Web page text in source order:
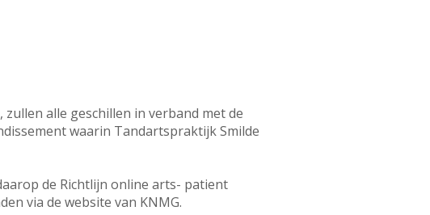
alle geschillen in verband met de
waarin Tandartspraktijk Smilde
de Richtlijn online arts- patient
via de website van KNMG.